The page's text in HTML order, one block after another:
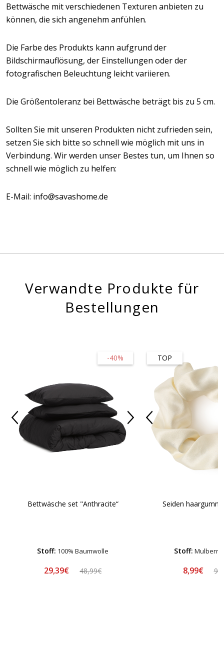
Bettwäsche mit verschiedenen Texturen anbieten zu
können, die sich angenehm anfühlen.
Die Farbe des Produkts kann aufgrund der
Bildschirmauflösung, der Einstellungen oder der
fotografischen Beleuchtung leicht variieren.
Die Größentoleranz bei Bettwäsche beträgt bis zu 5 cm.
Sollten Sie mit unseren Produkten nicht zufrieden sein,
setzen Sie sich bitte so schnell wie möglich mit uns in
Verbindung. Wir werden unser Bestes tun, um Ihnen so
schnell wie möglich zu helfen:
E-Mail: info@savashome.de
Verwandte Produkte für
Bestellungen
-40%
Bettwäsche set "Anthracite“
Stoff: 100% Baumwolle
29,39€ 48,99€
TOP
Seiden haargummi
Stoff: Mulberry
8,99€